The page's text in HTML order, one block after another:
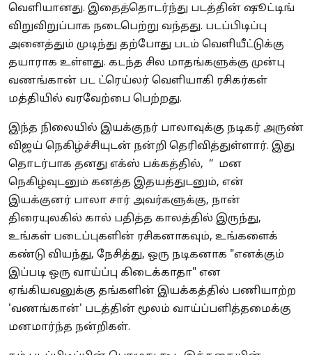
வெளியானது. இதைத்தொடர்ந்து படத்தின் ஷூட்டிங்
விறுவிறுப்பாக நடைபெற்று வந்தது. படப்பிடிப்பு
அனைத்தும் முடிந்து தற்போது படம் வெளியீட்டுக்கு
தயாராக உள்ளது. கடந்த சில மாதங்களுக்கு முன்பு
வணங்கான் பட ட்ரெய்லர் வெளியாகி ரசிகர்கள்
மத்தியில் வரவேற்பை பெற்றது.
இந்த நிலையில் இயக்குநர் பாலாவுக்கு நடிகர் அருண்
விஜய் நெகிழ்ச்சியுடன் நன்றி தெரிவித்துள்ளார். இது
தொடர்பாக தனது எக்ஸ் பக்கத்தில், “ மன
நெகிழ்வுடனும் கனத்த இதயத்துடனும், என்
இயக்குனர் பாலா சார் அவர்களுக்கு, நான்
திரையுலகில் கால் பதித்த காலத்தில் இருந்து,
உங்கள் படைப்புகளின் ரசிகனாகவும், உங்களைக்
கண்டு வியந்து, நேசித்து, ஒரு நடிகனாக "எனக்கும்
இப்படி ஒரு வாய்ப்பு கிடைக்காதா" என
ஏங்கியவனுக்கு தங்களின் இயக்கத்தில் பணியாற்ற
'வணங்கான்' படத்தின் மூலம் வாய்ப்பளித்தமைக்கு
மனமார்ந்த நன்றிகள்.